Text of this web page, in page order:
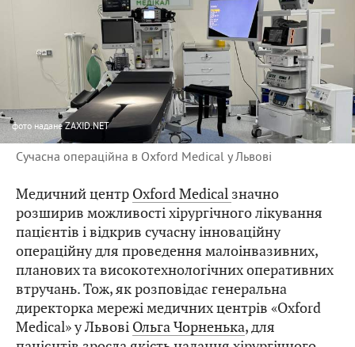
фото надане ZAXID.NET
Сучасна операційна в Oxford Medical у Львові
Медичний центр Oxford Medical значно
розширив можливості хірургічного лікування
пацієнтів і відкрив сучасну інноваційну
операційну для проведення малоінвазивних,
планових та високотехнологічних оперативних
втручань. Тож, як розповідає генеральна
директорка мережі медичних центрів «Oxford
Medical» у Львові Ольга Чорненька, для